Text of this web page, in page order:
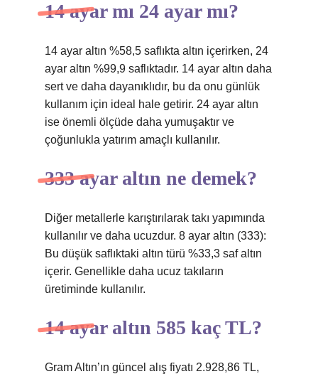
14 ayar mı 24 ayar mı?
14 ayar altın %58,5 saflıkta altın içerirken, 24
ayar altın %99,9 saflıktadır. 14 ayar altın daha
sert ve daha dayanıklıdır, bu da onu günlük
kullanım için ideal hale getirir. 24 ayar altın
ise önemli ölçüde daha yumuşaktır ve
çoğunlukla yatırım amaçlı kullanılır.
333 ayar altın ne demek?
Diğer metallerle karıştırılarak takı yapımında
kullanılır ve daha ucuzdur. 8 ayar altın (333):
Bu düşük saflıktaki altın türü %33,3 saf altın
içerir. Genellikle daha ucuz takıların
üretiminde kullanılır.
14 ayar altın 585 kaç TL?
Gram Altın’ın güncel alış fiyatı 2.928,86 TL,